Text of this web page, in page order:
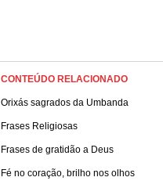
CONTEÚDO RELACIONADO
Orixás sagrados da Umbanda
Frases Religiosas
Frases de gratidão a Deus
Fé no coração, brilho nos olhos